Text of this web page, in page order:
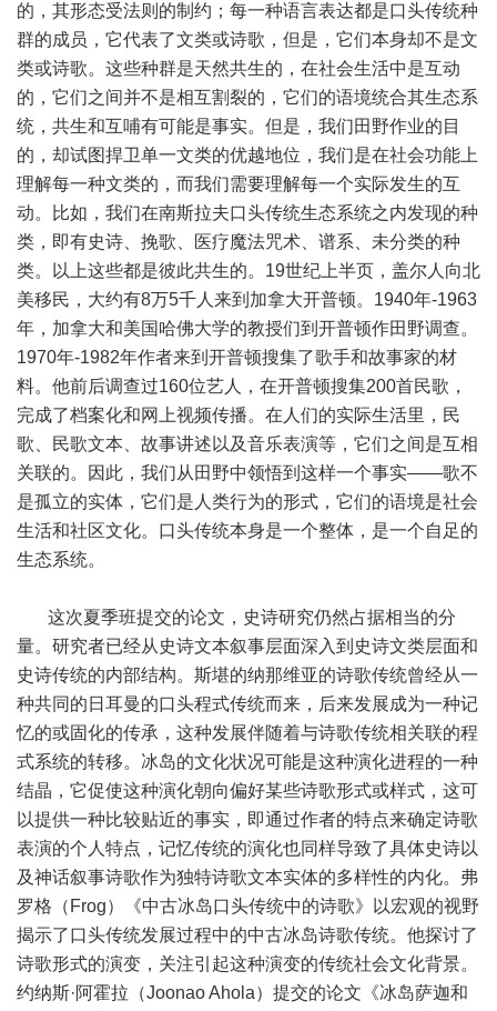
的，其形态受法则的制约；每一种语言表达都是口头传统种
群的成员，它代表了文类或诗歌，但是，它们本身却不是文
类或诗歌。这些种群是天然共生的，在社会生活中是互动
的，它们之间并不是相互割裂的，它们的语境统合其生态系
统，共生和互哺有可能是事实。但是，我们田野作业的目
的，却试图捍卫单一文类的优越地位，我们是在社会功能上
理解每一种文类的，而我们需要理解每一个实际发生的互
动。比如，我们在南斯拉夫口头传统生态系统之内发现的种
类，即有史诗、挽歌、医疗魔法咒术、谱系、未分类的种
类。以上这些都是彼此共生的。19世纪上半页，盖尔人向北
美移民，大约有8万5千人来到加拿大开普顿。1940年-1963
年，加拿大和美国哈佛大学的教授们到开普顿作田野调查。
1970年-1982年作者来到开普顿搜集了歌手和故事家的材
料。他前后调查过160位艺人，在开普顿搜集200首民歌，
完成了档案化和网上视频传播。在人们的实际生活里，民
歌、民歌文本、故事讲述以及音乐表演等，它们之间是互相
关联的。因此，我们从田野中领悟到这样一个事实——歌不
是孤立的实体，它们是人类行为的形式，它们的语境是社会
生活和社区文化。口头传统本身是一个整体，是一个自足的
生态系统。
这次夏季班提交的论文，史诗研究仍然占据相当的分
量。研究者已经从史诗文本叙事层面深入到史诗文类层面和
史诗传统的内部结构。斯堪的纳那维亚的诗歌传统曾经从一
种共同的日耳曼的口头程式传统而来，后来发展成为一种记
忆的或固化的传承，这种发展伴随着与诗歌传统相关联的程
式系统的转移。冰岛的文化状况可能是这种演化进程的一种
结晶，它促使这种演化朝向偏好某些诗歌形式或样式，这可
以提供一种比较贴近的事实，即通过作者的特点来确定诗歌
表演的个人特点，记忆传统的演化也同样导致了具体史诗以
及神话叙事诗歌作为独特诗歌文本实体的多样性的内化。弗
罗格（Frog）《中古冰岛口头传统中的诗歌》以宏观的视野
揭示了口头传统发展过程中的中古冰岛诗歌传统。他探讨了
诗歌形式的演变，关注引起这种演变的传统社会文化背景。
约纳斯·阿霍拉（Joonao Ahola）提交的论文《冰岛萨迦和